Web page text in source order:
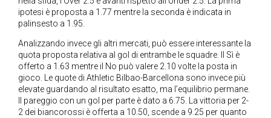
ipotesi è proposta a 1.77 mentre la seconda è indicata in
palinsesto a 1.95.
Analizzando invece gli altri mercati, può essere interessante la
quota proposta relativa al gol di entrambe le squadre. Il Sì è
offerto a 1.63 mentre il No può valere 2.10 volte la posta in
gioco. Le quote di Athletic Bilbao-Barcellona sono invece più
elevate guardando al risultato esatto, ma l’equilibrio permane.
Il pareggio con un gol per parte è dato a 6.75. La vittoria per 2-
2 dei biancorossi è offerta a 10.50, scende a 9.25 per quanto